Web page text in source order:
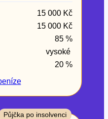
15 000 Kč
15 000 Kč
85 %
vysoké
20 %
Půjčka po insolvenci